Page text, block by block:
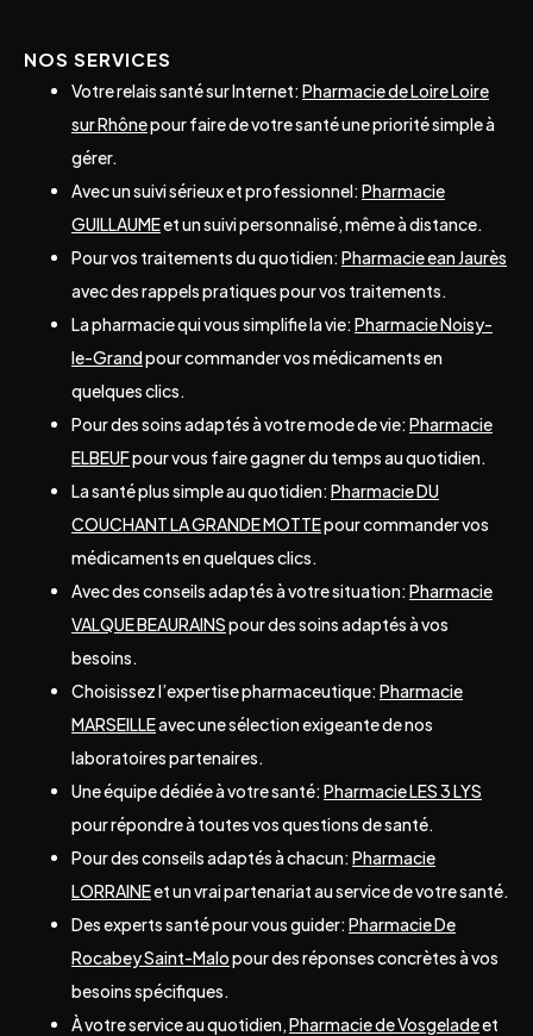
NOS SERVICES
Votre relais santé sur Internet: Pharmacie de Loire Loire
sur Rhônepour faire de votre santé une priorité simple à
gérer.
Avec un suivi sérieux et professionnel: Pharmacie
GUILLAUMEet un suivi personnalisé, même à distance.
Pour vos traitements du quotidien: Pharmacie ean Jaurès
avec des rappels pratiques pour vos traitements.
La pharmacie qui vous simplifie la vie: Pharmacie Noisy-
le-Grandpour commander vos médicaments en
quelques clics.
Pour des soins adaptés à votre mode de vie: Pharmacie
ELBEUFpour vous faire gagner du temps au quotidien.
La santé plus simple au quotidien: Pharmacie DU
COUCHANT LA GRANDE MOTTEpour commander vos
médicaments en quelques clics.
Avec des conseils adaptés à votre situation: Pharmacie
VALQUE BEAURAINSpour des soins adaptés à vos
besoins.
Choisissez l’expertise pharmaceutique: Pharmacie
MARSEILLEavec une sélection exigeante de nos
laboratoires partenaires.
Une équipe dédiée à votre santé: Pharmacie LES 3 LYS
pour répondre à toutes vos questions de santé.
Pour des conseils adaptés à chacun: Pharmacie
LORRAINEet un vrai partenariat au service de votre santé.
Des experts santé pour vous guider: Pharmacie De
Rocabey Saint-Malopour des réponses concrètes à vos
besoins spécifiques.
À votre service au quotidien,Pharmacie de Vosgeladeet